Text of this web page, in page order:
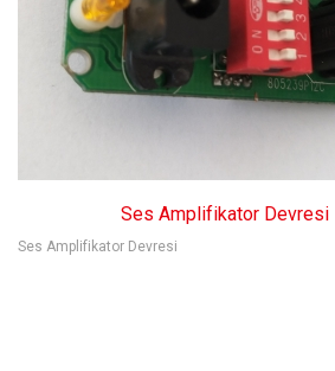
Dirençler
Kondansatör / Kapasitörler
Motor ve Motor Sürücüler
Ölçüm, Test ve El Aletleri
Ses Amplifikator Devresi
Ses Amplifikator Devresi